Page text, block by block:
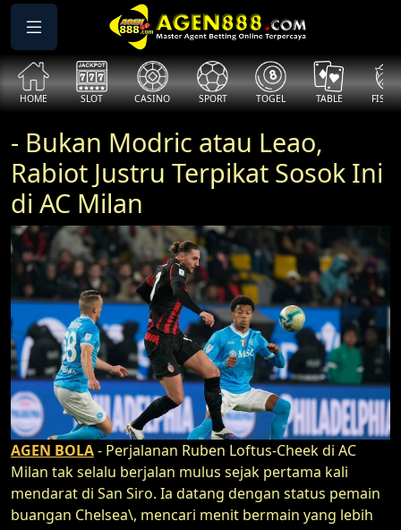
HOME SLOT CASINO SPORT TOGEL TABLE
- Bukan Modric atau Leao,
Rabiot Justru Terpikat Sosok Ini
di AC Milan
AGEN BOLA- Perjalanan Ruben Loftus-Cheek di AC
Milan tak selalu berjalan mulus sejak pertama kali
mendarat di San Siro. Ia datang dengan status pemain
buangan Chelsea\, mencari menit bermain yang lebih